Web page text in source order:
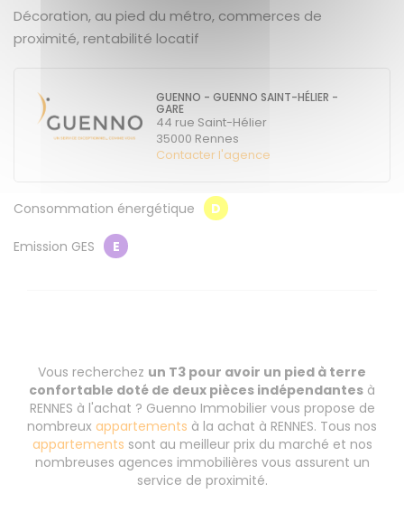
Décoration, au pied du métro, commerces de
proximité, rentabilité locatif
GUENNO - GUENNO SAINT-HÉLIER -
GARE
44 rue Saint-Hélier
35000 Rennes
Contacter l'agence
Consommation énergétique D
Emission GES E
Vous recherchez un T3 pour avoir un pied à terre
confortable doté de deux pièces indépendantes à
RENNES à l'achat ? Guenno Immobilier vous propose de
nombreux appartements à la achat à RENNES. Tous nos
appartements sont au meilleur prix du marché et nos
nombreuses agences immobilières vous assurent un
service de proximité.